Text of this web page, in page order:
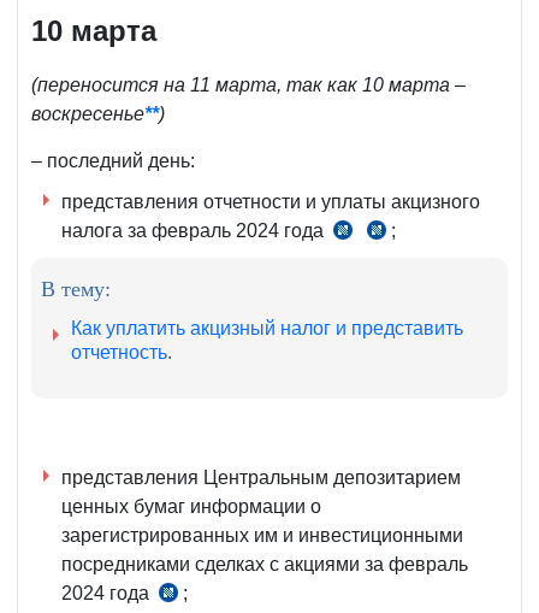
10 марта
(переносится на 11 марта, так как 10 марта –
воскресенье**)
– последний день:
представления отчетности и уплаты акцизного
налога за февраль 2024 года
ст.
ст.
;
В тему:
Как уплатить акцизный налог и представить
отчетность.
представления Центральным депозитарием
ценных бумаг информации о
зарегистрированных им и инвестиционными
посредниками сделках с акциями за февраль
2024 года
ч.;